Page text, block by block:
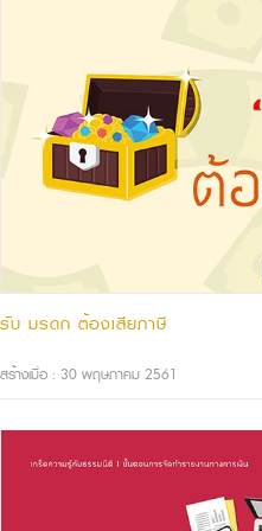
รับ มรดก ต้องเสียภาษี
สร้างเมื่อ : 30 พฤษภาคม 2561